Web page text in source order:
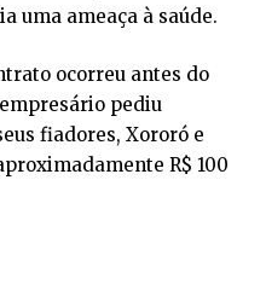
uma ameaça à saúde.
ocorreu antes do
pediu
fiadores, Xororó e
R$ 100